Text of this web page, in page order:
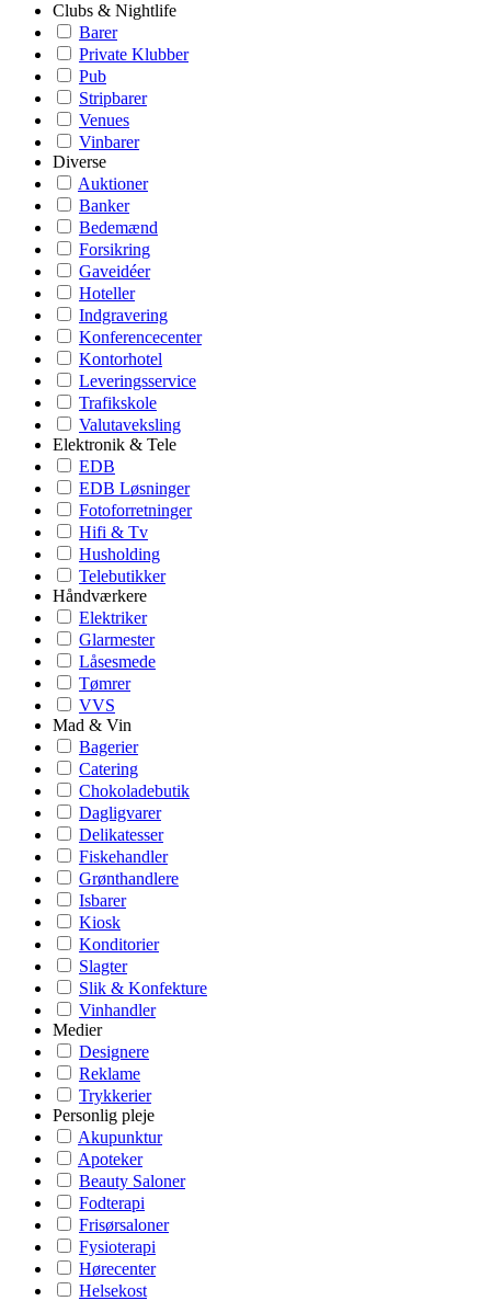
Clubs & Nightlife
Barer
Private Klubber
Pub
Stripbarer
Venues
Vinbarer
Diverse
Auktioner
Banker
Bedemænd
Forsikring
Gaveidéer
Hoteller
Indgravering
Konferencecenter
Kontorhotel
Leveringsservice
Trafikskole
Valutaveksling
Elektronik & Tele
EDB
EDB Løsninger
Fotoforretninger
Hifi & Tv
Husholding
Telebutikker
Håndværkere
Elektriker
Glarmester
Låsesmede
Tømrer
VVS
Mad & Vin
Bagerier
Catering
Chokoladebutik
Dagligvarer
Delikatesser
Fiskehandler
Grønthandlere
Isbarer
Kiosk
Konditorier
Slagter
Slik & Konfekture
Vinhandler
Medier
Designere
Reklame
Trykkerier
Personlig pleje
Akupunktur
Apoteker
Beauty Saloner
Fodterapi
Frisørsaloner
Fysioterapi
Hørecenter
Helsekost